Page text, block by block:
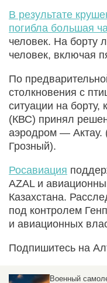
В результате
погибла большая
человек. На борту
человек, включая
По
столкновения с
ситуации на борту,
(КВС) принял
аэродром —
Грозный).
Росавиация
AZAL и
Казахстана.
под контролем
и авиационных
Подпишитесь на
ЧП с Robinson: